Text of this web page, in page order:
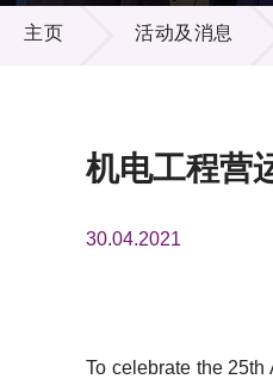
活动及消息
主页 活动及消息
机电工程营
30.04.2021
To celebrate the